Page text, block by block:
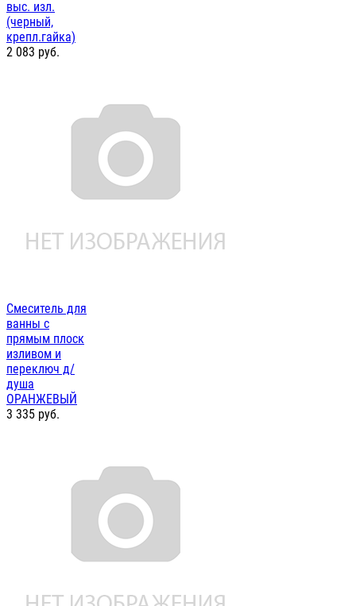
выс. изл.
(черный,
крепл.гайка)
2 083 руб.
Смеситель для
ванны с
прямым плоск
изливом и
переключ д/
душа
ОРАНЖЕВЫЙ
3 335 руб.